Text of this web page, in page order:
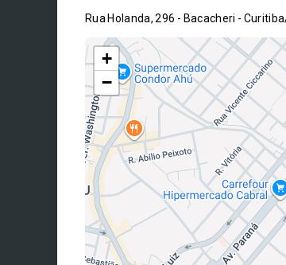
Rua Holanda, 296 - Bacacheri -
+
−